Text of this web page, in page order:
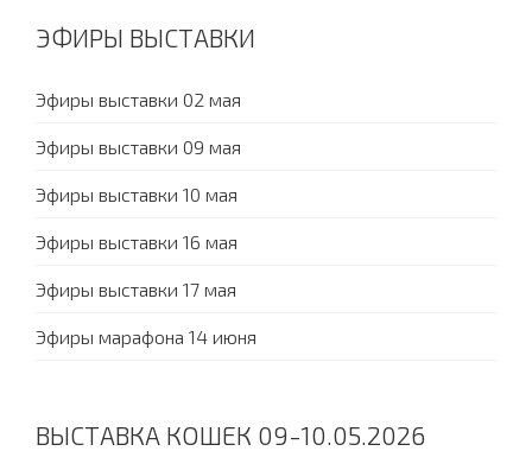
ЭФИРЫ ВЫСТАВКИ
Эфиры выставки 02 мая
Эфиры выставки 09 мая
Эфиры выставки 10 мая
Эфиры выставки 16 мая
Эфиры выставки 17 мая
Эфиры марафона 14 июня
ВЫСТАВКА КОШЕК 09-10.05.2026